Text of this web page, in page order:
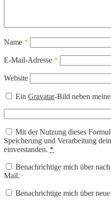
Name *
E-Mail-Adresse *
Website
EinGravatar-Bild neben
Mit der Nutzung dieses
Speicherung und Verarbeitung
einverstanden. *
Benachrichtige mich über
Mail.
Benachrichtige mich über